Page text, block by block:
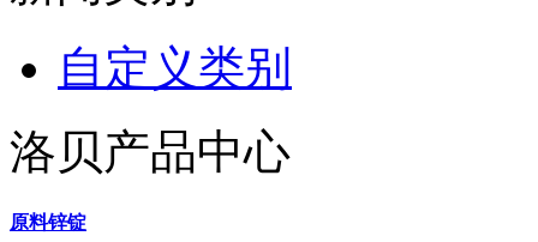
自定义类别
洛贝产品中心
原料锌锭